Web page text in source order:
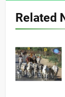
Related